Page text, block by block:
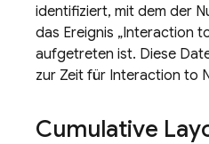
identifiziert, mit dem der
das Ereignis „Interaction
aufgetreten ist. Diese
zur Zeit für Interaction to
Cumulative